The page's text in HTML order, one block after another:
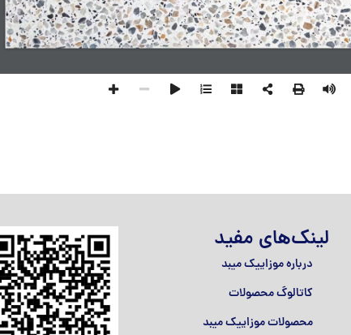
لینک‌های مفید
درباره موزاییک میبد
کاتالوگ محصولات
محصولات موزاییک میبد